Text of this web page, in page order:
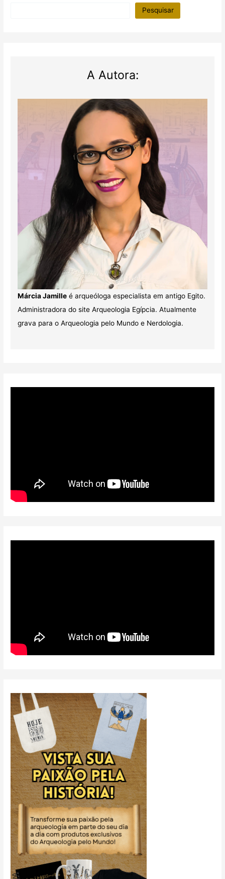
Pesquisar
A Autora:
Márcia Jamilleé arqueóloga especialista em antigo Egito.
Administradora do site Arqueologia Egípcia. Atualmente
grava para o Arqueologia pelo Mundo e Nerdologia.